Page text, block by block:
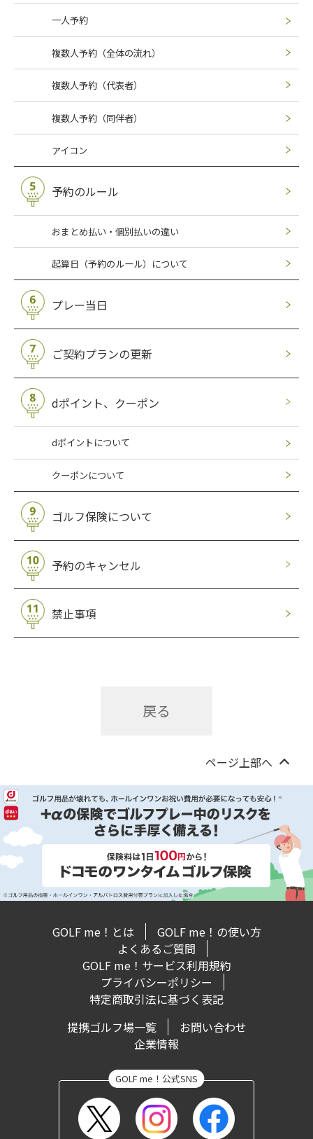
一人予約
複数人予約（全体の流れ）
複数人予約（代表者）
複数人予約（同伴者）
アイコン
予約のルール
おまとめ払い・個別払いの違い
起算日（予約のルール）について
プレー当日
ご契約プランの更新
dポイント、クーポン
dポイントについて
クーポンについて
ゴルフ保険について
予約のキャンセル
禁止事項
戻る
ページ上部へ
GOLF me！とは
GOLF me！の使い方
よくあるご質問
GOLF me！サービス利用規約
プライバシーポリシー
特定商取引法に基づく表記
提携ゴルフ場一覧
お問い合わせ
企業情報